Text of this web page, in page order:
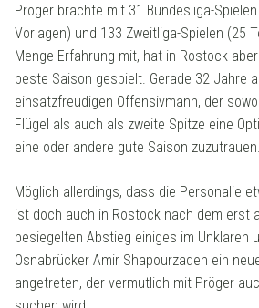
Pröger brächte mit 31 Bundesliga-
Vorlagen) und 133 Zweitliga-Spielen (25
Menge Erfahrung mit, hat in Rostock
beste Saison gespielt. Gerade 32 Jahre
einsatzfreudigen Offensivmann, der
Flügel als auch als zweite Spitze eine
eine oder andere gute Saison zuzutrauen.
Möglich allerdings, dass die Personalie
ist doch auch in Rostock nach dem erst
besiegelten Abstieg einiges im Unklaren
Osnabrücker Amir Shapourzadeh ein
angetreten, der vermutlich mit Pröger